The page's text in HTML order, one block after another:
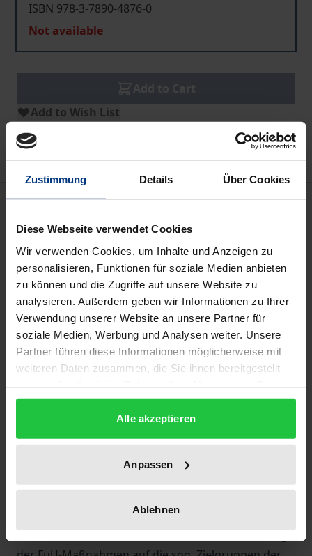
Zustimmung Details Über Cookies
Diese Webseite verwendet Cookies
Wir verwenden Cookies, um Inhalte und Anzeigen zu
personalisieren, Funktionen für soziale Medien anbieten
zu können und die Zugriffe auf unsere Website zu
analysieren. Außerdem geben wir Informationen zu Ihrer
Verwendung unserer Website an unsere Partner für
soziale Medien, Werbung und Analysen weiter. Unsere
Partner führen diese Informationen möglicherweise mit
weiteren Daten zusammen, die Sie ihnen bereitgestellt
gesammelt haben.
Alle akzeptieren
Anpassen
Ablehnen
ISBN 978-3-7890-4876-0
Not available
Add to Wish List
Delivery cost notice
Description
Bundesanstalt für Arbeit angebotenen Fortbildungs-
und Umschulungsmaßnahmen (FuU-Maßnahmen)
zu einer Verringerung der Arbeitslosigkeit beitragen
und die behaupteten Beschäftigungseffekte
tatsächlich auf die durchgeführten Maßnahmen
zurückzuführen sind. Auch an der Methodik der
Evaluationen des Instituts für Arbeitsmarkt und
Berufsforschung, die einen sinnvollen Einsatz der
für die aktive Arbeitsmarktpolitik ausgegebenen
Gelder nachweisen sollen, wird seit langem – nicht
zuletzt vom Bundesrechnungshof – Kritik geübt.
den Zeitraum von 1984 bzw. 1991 (Neue